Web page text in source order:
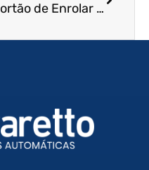
Portão de Enrolar Residencial em Suzano – SP